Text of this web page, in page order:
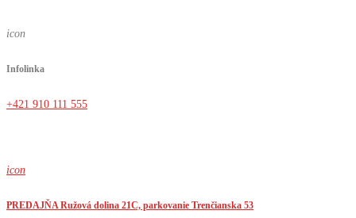
icon
Infolinka
+421 910 111 555
icon
PREDAJŇA Ružová dolina 21C, parkovanie Trenčianska 53